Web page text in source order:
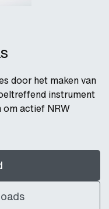
door het maken van
instrument
om actief NRW